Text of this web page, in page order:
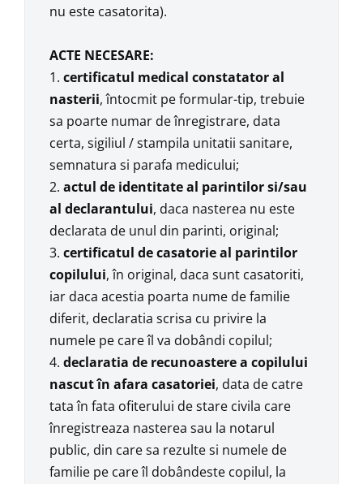
nu este casatorita).
ACTE NECESARE:
1. certificatul medical constatator al
nasterii, întocmit pe formular-tip, trebuie
sa poarte numar de înregistrare, data
certa, sigiliul / stampila unitatii sanitare,
semnatura si parafa medicului;
2. actul de identitate al parintilor si/sau
al declarantului, daca nasterea nu este
declarata de unul din parinti, original;
3. certificatul de casatorie al parintilor
copilului, în original, daca sunt casatoriti,
iar daca acestia poarta nume de familie
diferit, declaratia scrisa cu privire la
numele pe care îl va dobândi copilul;
4. declaratia de recunoastere a copilului
nascut în afara casatoriei, data de catre
tata în fata ofiterului de stare civila care
înregistreaza nasterea sau la notarul
public, din care sa rezulte si numele de
familie pe care îl dobândeste copilul, la